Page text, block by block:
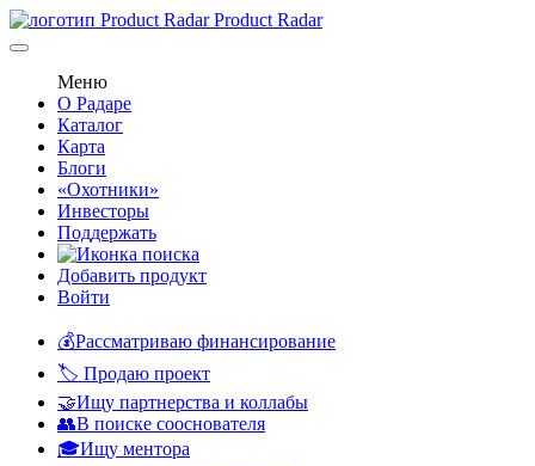
Product Radar
Меню
О Радаре
Каталог
Карта
Блоги
«Охотники»
Инвесторы
Поддержать
Добавить продукт
Войти
💰Рассматриваю финансирование
🏷️ Продаю проект
🤝Ищу партнерства и коллабы
👥В поиске сооснователя
🎓Ищу ментора